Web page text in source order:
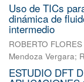
Uso de TICs
dinámica de
intermedio
ROBERTO
Mendoza Vergara;
ESTUDIO DFT